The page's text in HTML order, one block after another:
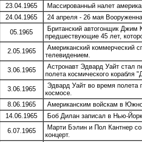
23.04.1965
Массированный налет
24.04.1965
24 апреля - 26 мая
05.1965
Британский автогонщик Джим
предшествующие 45 лет,
2.05.1965
Американский коммерческий
телевидением.
3.06.1965
Астронавт Эдвард Уайт стал
полета космического корабля
3.06.1965
Эдвард Уайт во время полета
космосе.
8.06.1965
Американским войскам в
14.06.1965
Боб Дилан записал в Нью-
6.07.1965
Марти Бэлин и Пол Кантнер
концерт.